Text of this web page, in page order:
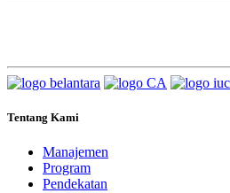
Tentang Kami
Manajemen
Program
Pendekatan